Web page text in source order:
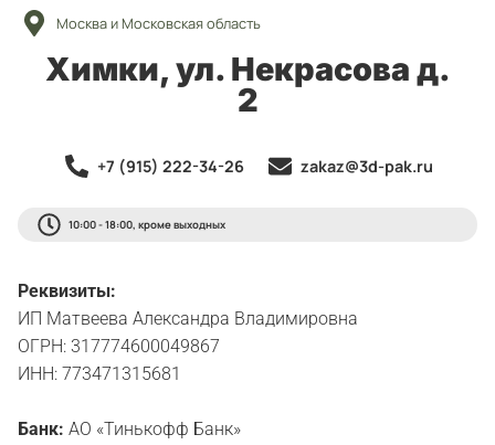
Москва и Московская область
Химки, ул. Некрасова д.
2
+7 (915) 222-34-26 zakaz@3d-pak.ru
10:00 - 18:00, кроме выходных
Реквизиты:
ИП Матвеева Александра Владимировна
ОГРН: 317774600049867
ИНН: 773471315681
Банк: АО «Тинькофф Банк»